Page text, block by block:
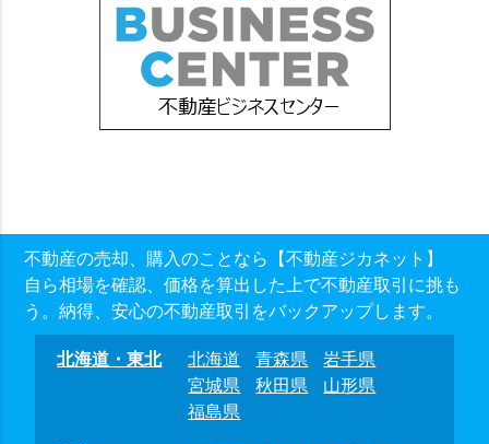
不動産の売却、購入のことなら【不動産ジカネット】
自ら相場を確認、価格を算出した上で不動産取引に挑も
う。納得、安心の不動産取引をバックアップします。
北海道・東北 北海道 青森県
岩手県
宮城県
秋田県
山形県
福島県